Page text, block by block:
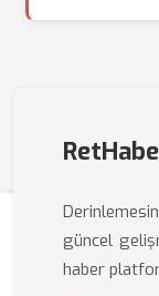
güncel
haber